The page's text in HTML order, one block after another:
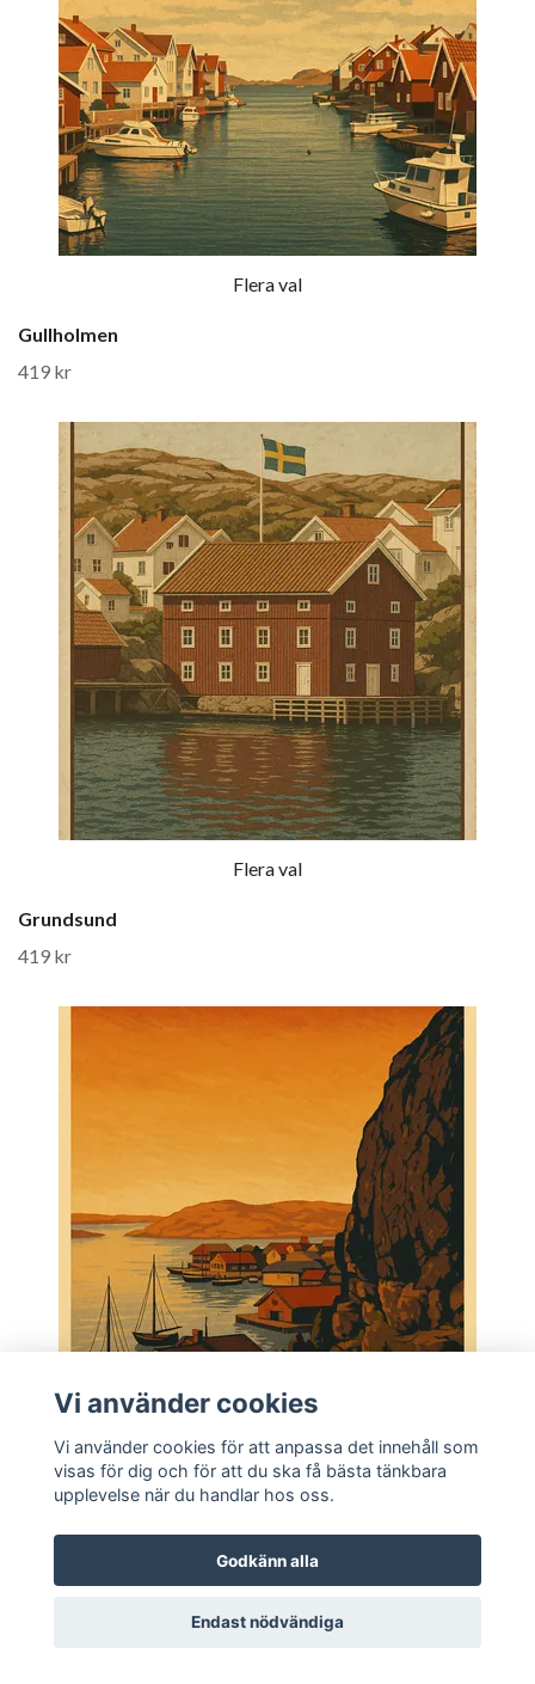
Flera val
Gullholmen
419 kr
Flera val
Grundsund
419 kr
Flera val
Fjällbacka
419 kr
Vi använder cookies
Vi använder cookies för att anpassa det innehåll som
visas för dig och för att du ska få bästa tänkbara
upplevelse när du handlar hos oss.
Godkänn alla
Endast nödvändiga